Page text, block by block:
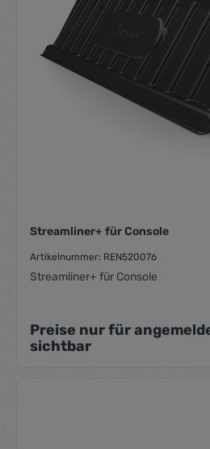
Streamliner+ für Console
Artikelnummer: REN520076
Streamliner+ für Console
Preise nur für
sichtbar